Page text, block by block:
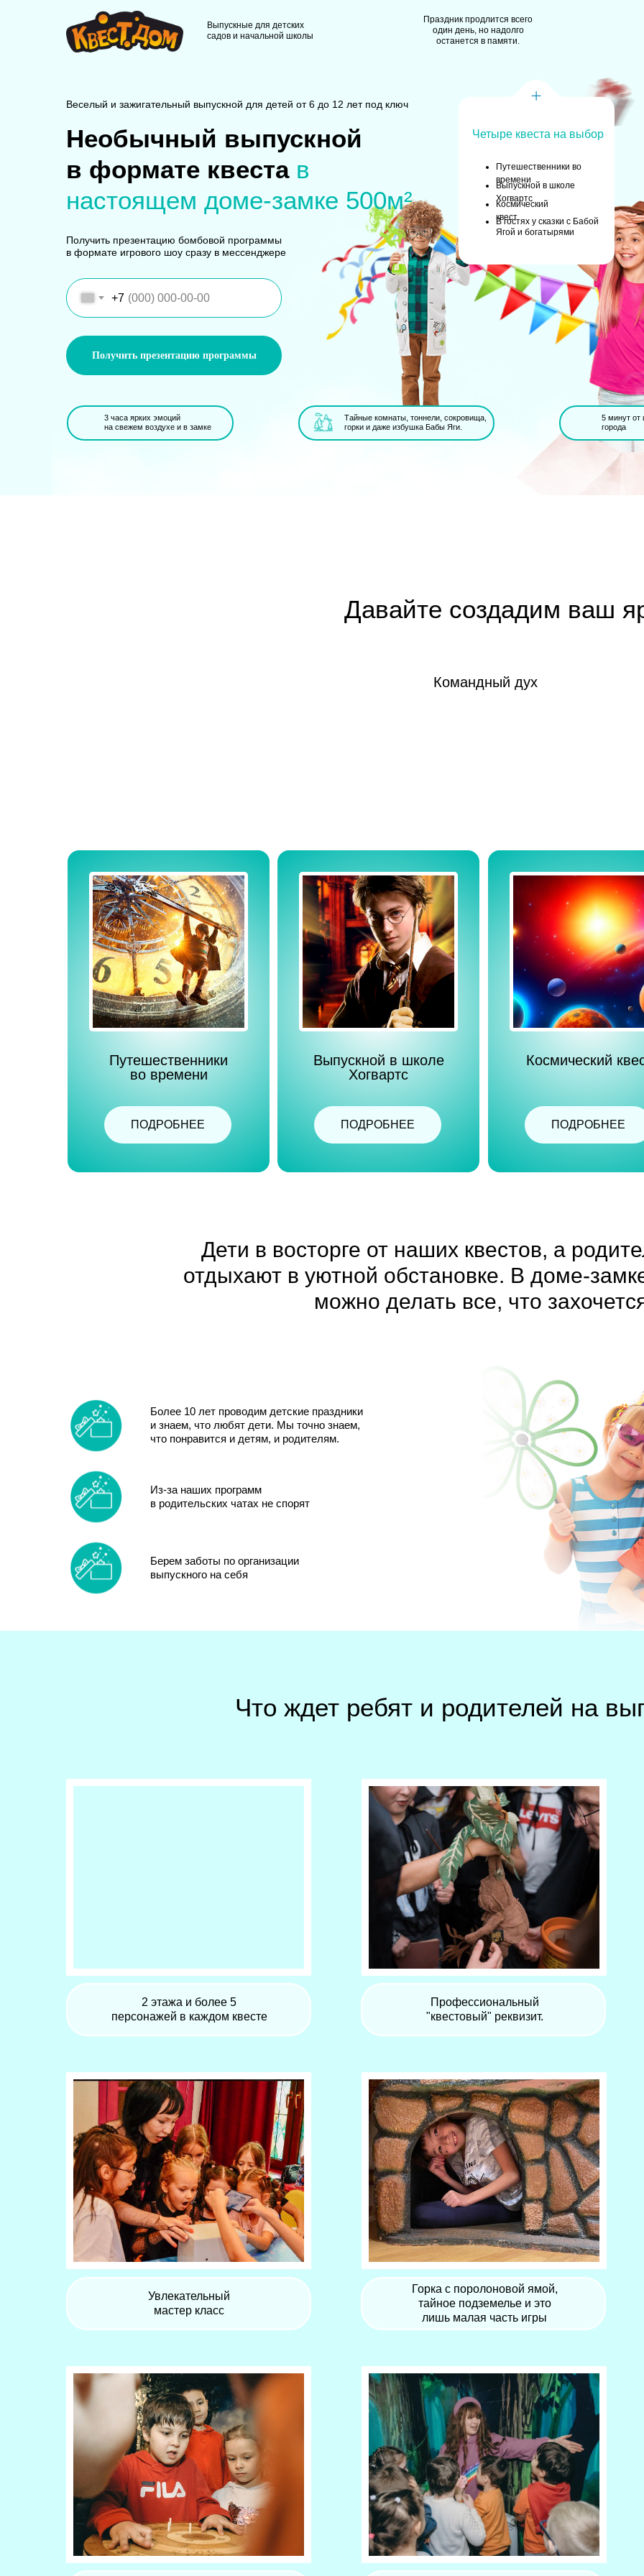
Праздник продлится всего
один день, но надолго
останется в памяти.
Выпускные для детских
садов и начальной школы
Веселый и зажигательный выпускной для детей от 6 до 12 лет под ключ
Необычный выпускной
в формате квеста в
настоящем доме-замке 500м²
3 часа ярких эмоций
на свежем воздухе и в замке
Тайные комнаты, тоннели, сокровища,
горки и даже избушка Бабы Яги.
5 минут от
города
Получить презентацию бомбовой программы
в формате игрового шоу сразу в мессенджере
+7
Получить презентацию программы
Выпускной в школе
Хогвартс
Путешественники во
времени
Космический
квест
В гостях у сказки с Бабой
Ягой и богатырями
Четыре квеста на выбор
Командный дух
Давайте создадим ваш
Дети в восторге от наших квестов, а
отдыхают в уютной обстановке. В доме-
можно делать все, что
Более 10 лет проводим детские праздники
и знаем, что любят дети. Мы точно знаем,
что понравится и детям, и родителям.
ПОДРОБНЕЕ
Путешественники
во времени
ПОДРОБНЕЕ
Выпускной в школе
Хогвартс
ПОДРОБНЕЕ
Космический
Из-за наших программ
в родительских чатах не спорят
Берем заботы по организации
выпускного на себя
Профессиональный
"квестовый" реквизит.
2 этажа и более 5
персонажей в каждом квесте
Увлекательный
мастер класс
Горка с поролоновой ямой,
тайное подземелье и это
лишь малая часть игры
Что ждет ребят и родителей на